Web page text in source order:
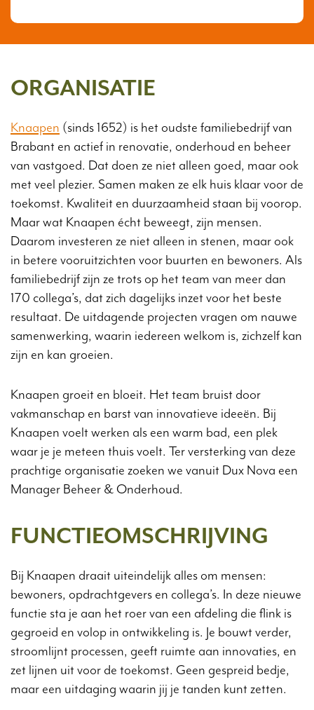
ORGANISATIE
Knaapen (sinds 1652) is het oudste familiebedrijf van
Brabant en actief in renovatie, onderhoud en beheer
van vastgoed. Dat doen ze niet alleen goed, maar ook
met veel plezier. Samen maken ze elk huis klaar voor de
toekomst. Kwaliteit en duurzaamheid staan bij voorop.
Maar wat Knaapen écht beweegt, zijn mensen.
Daarom investeren ze niet alleen in stenen, maar ook
in betere vooruitzichten voor buurten en bewoners. Als
familiebedrijf zijn ze trots op het team van meer dan
170 collega’s, dat zich dagelijks inzet voor het beste
resultaat. De uitdagende projecten vragen om nauwe
samenwerking, waarin iedereen welkom is, zichzelf kan
zijn en kan groeien.
Knaapen groeit en bloeit. Het team bruist door
vakmanschap en barst van innovatieve ideeën. Bij
Knaapen voelt werken als een warm bad, een plek
waar je je meteen thuis voelt. Ter versterking van deze
prachtige organisatie zoeken we vanuit Dux Nova een
Manager Beheer & Onderhoud.
FUNCTIEOMSCHRIJVING
Bij Knaapen draait uiteindelijk alles om mensen:
bewoners, opdrachtgevers en collega’s. In deze nieuwe
functie sta je aan het roer van een afdeling die flink is
gegroeid en volop in ontwikkeling is. Je bouwt verder,
stroomlijnt processen, geeft ruimte aan innovaties, en
zet lijnen uit voor de toekomst. Geen gespreid bedje,
maar een uitdaging waarin jij je tanden kunt zetten.